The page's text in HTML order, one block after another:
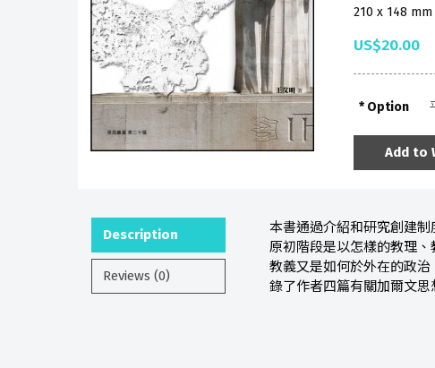
210 x 148
US$20.00
Option
Add to
Description
Reviews (0)
本書通過介紹和研究創建
原初階段是以怎樣的教理
教義又是如何於外在的政
錄了作者四篇有關加爾文思